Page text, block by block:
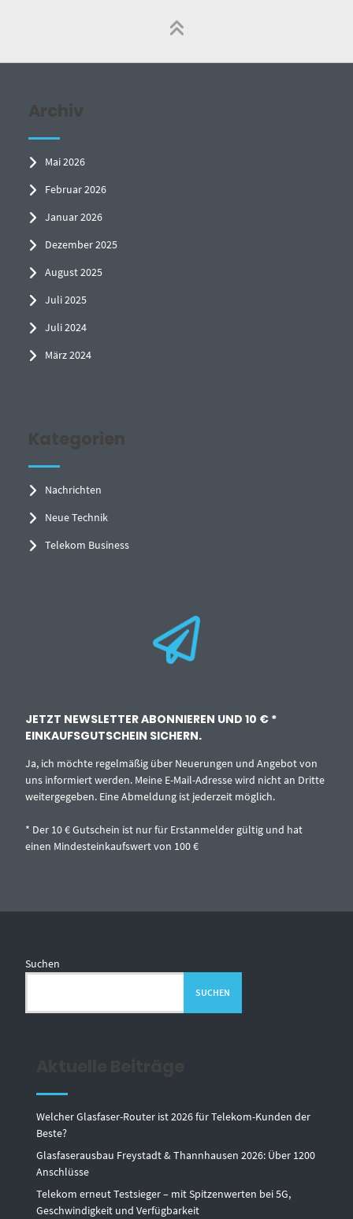
Archiv
Mai 2026
Februar 2026
Januar 2026
Dezember 2025
August 2025
Juli 2025
Juli 2024
März 2024
Kategorien
Nachrichten
Neue Technik
Telekom Business
JETZT NEWSLETTER ABONNIEREN UND 10 € *
EINKAUFSGUTSCHEIN SICHERN.
Ja, ich möchte regelmäßig über Neuerungen und Angebot von
uns informiert werden. Meine E-Mail-Adresse wird nicht an Dritte
weitergegeben. Eine Abmeldung ist jederzeit möglich.
* Der 10 € Gutschein ist nur für Erstanmelder gültig und hat
einen Mindesteinkaufswert von 100 €
Suchen
SUCHEN
Welcher Glasfaser-Router ist 2026 für Telekom-Kunden der
Beste?
Glasfaserausbau Freystadt & Thannhausen 2026: Über 1200
Anschlüsse
Telekom erneut Testsieger – mit Spitzenwerten bei 5G,
Geschwindigkeit und Verfügbarkeit